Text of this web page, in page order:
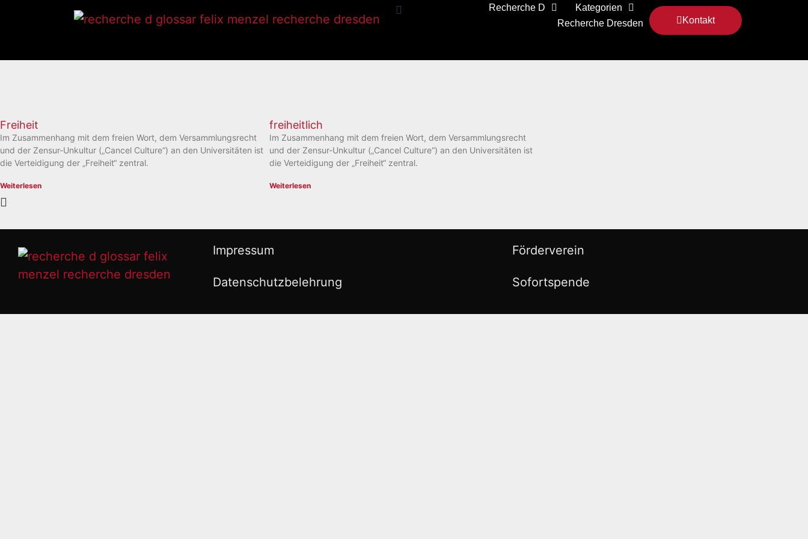
Kontakt
Recherche D
Kategorien
Recherche Dresden
Freiheit
Im Zusammenhang mit dem freien Wort, dem Versammlungsrecht
und der Zensur-Unkultur („Cancel Culture“) an den Universitäten ist
die Verteidigung der „Freiheit“ zentral.
Weiterlesen
freiheitlich
Im Zusammenhang mit dem freien Wort, dem Versammlungsrecht
und der Zensur-Unkultur („Cancel Culture“) an den Universitäten ist
die Verteidigung der „Freiheit“ zentral.
Weiterlesen
Impressum
Datenschutzbelehrung
Förderverein
Sofortspende